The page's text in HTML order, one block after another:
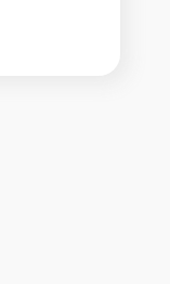
курьерскую
приедет в
диагностику и при